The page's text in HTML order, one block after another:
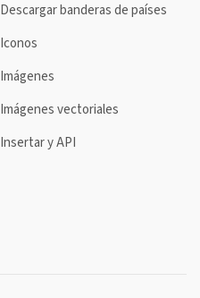
Descargar banderas de países
Iconos
Imágenes
Imágenes vectoriales
Insertar y API